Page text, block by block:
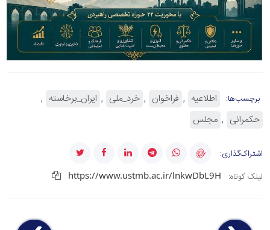
برچسب‌ها: اطلاعیه فراخوان خرد_ملی
ایران_برخاسته
حکمرانی
مجلس
اشتراک‌گذاری:
لینک کوتاه:
https://www.ustmb.ac.ir/lnkwDbL9H